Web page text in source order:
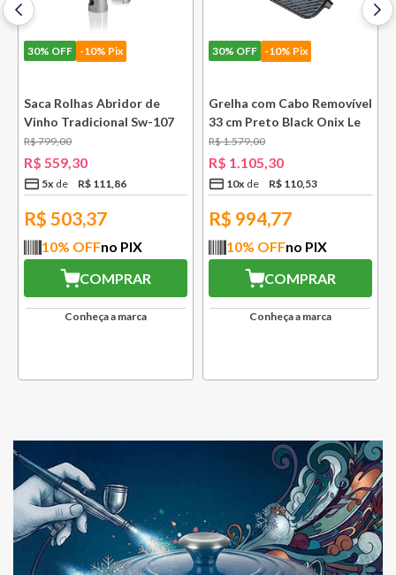
30% OFF -10% Pix
Saca Rolhas Abridor de
Vinho Tradicional Sw-107
Ply Le Creuset
R$799,00
R$ 559,30
5x R$ 111,86
R$ 503,37
10% OFFno PIX
COMPRAR
Conheça a marca
30% OFF -10% Pix
Grelha com Cabo Removível
33 cm Preto Black Onix Le
Creuset
R$1.579,00
R$ 1.105,30
10x R$ 110,53
R$ 994,77
10% OFFno PIX
COMPRAR
Conheça a marca